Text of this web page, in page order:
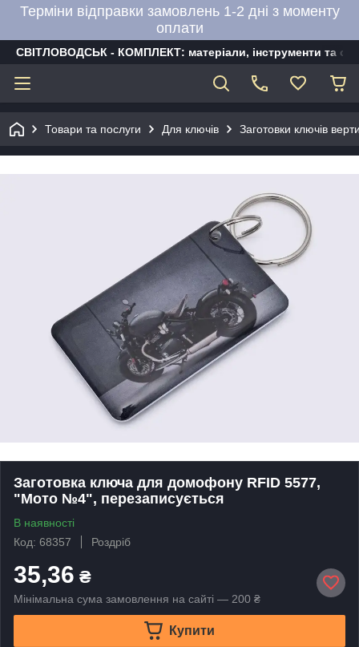
Терміни відправки замовлень 1-2 дні з моменту
оплати
СВІТЛОВОДСЬК - КОМПЛЕКТ: матеріали, інструменти та
Товари та послуги Для ключів Заготовки ключів
Заготовка ключа для домофону RFID 5577,
"Мото №4", перезаписується
В наявності
Код: 68357
Роздріб
35,36 ₴
Мінімальна сума замовлення на сайті — 200 ₴
Купити